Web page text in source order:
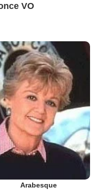
VO
Arabesque